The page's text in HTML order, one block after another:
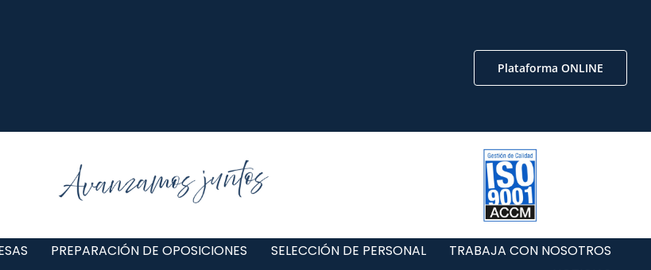
Plataforma ONLINE
PREPARACIÓN DE OPOSICIONES SELECCIÓN DE PERSONAL
TRABAJA CON NOSOTROS